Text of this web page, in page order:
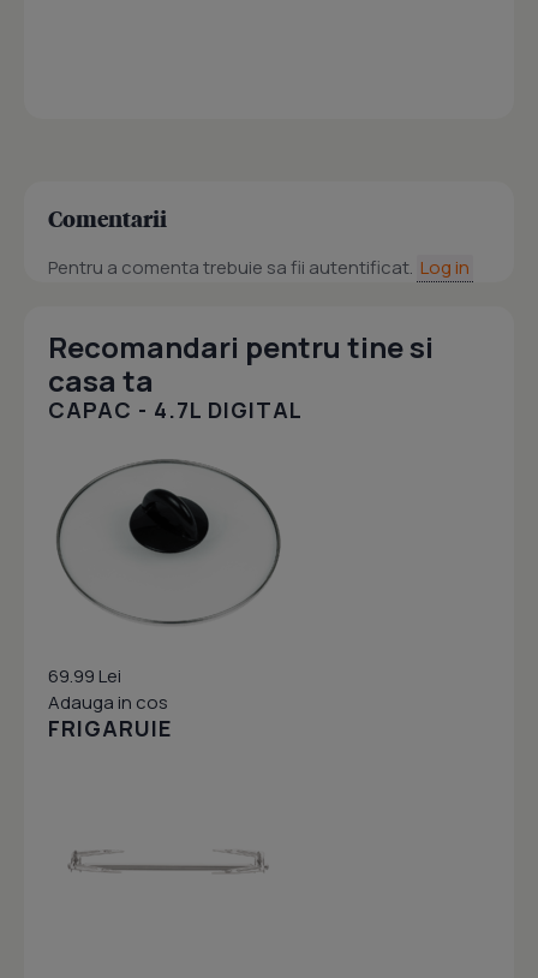
Comentarii
Pentru a comenta trebuie sa fii autentificat. Log in
Recomandari pentru tine si
casa ta
CAPAC - 4.7L DIGITAL
69.99 Lei
Adauga in cos
FRIGARUIE